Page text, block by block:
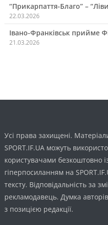
“Прикарпаття-Благо” –
22.03.2026
Івано-Франківськ прийме
21.03.2026
Усі права захищені.
SPORT.IF.UA можуть
користувачами безкоштовно
гіперпосиланням на
тексту. Відповідальність за
рекламодавець. Думка
з позицією редакції.